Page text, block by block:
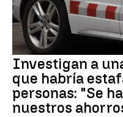
Investigan a
que habría
personas: "Se
nuestros